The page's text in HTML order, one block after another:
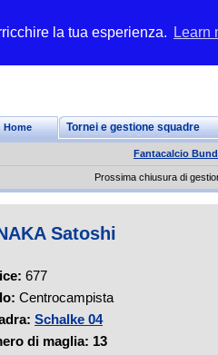
la tua esperienza. Learn
Home Tornei e gestione squadre
Fantacalcio
Prossima chiusura di
Satoshi
677
Centrocampista
Schalke 04
di maglia: 13